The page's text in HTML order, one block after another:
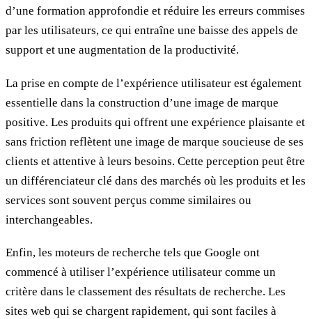
d’une formation approfondie et réduire les erreurs commises
par les utilisateurs, ce qui entraîne une baisse des appels de
support et une augmentation de la productivité.
La prise en compte de l’expérience utilisateur est également
essentielle dans la construction d’une image de marque
positive. Les produits qui offrent une expérience plaisante et
sans friction reflètent une image de marque soucieuse de ses
clients et attentive à leurs besoins. Cette perception peut être
un différenciateur clé dans des marchés où les produits et les
services sont souvent perçus comme similaires ou
interchangeables.
Enfin, les moteurs de recherche tels que Google ont
commencé à utiliser l’expérience utilisateur comme un
critère dans le classement des résultats de recherche. Les
sites web qui se chargent rapidement, qui sont faciles à